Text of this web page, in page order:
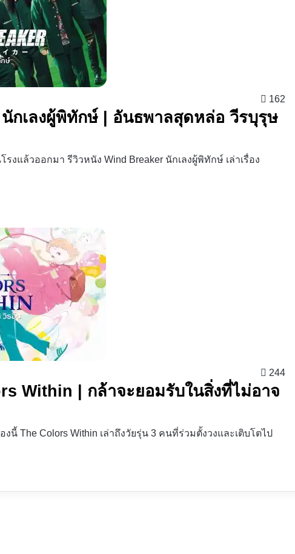
162
กเลงผู้พิทักษ์ | อันธพาลสุดหล่อ วีรบุรุษ
แล้วออกมา รีวิวหนัง Wind Breaker นักเลงผู้พิทักษ์ เล่าเรื่อง
244
Within | กล้าจะยอมรับในสิ่งที่ไม่อาจ
งนี้ The Colors Within เล่าถึงวัยรุ่น 3 คนที่ร่วมตั้งวงและเติบโตไป